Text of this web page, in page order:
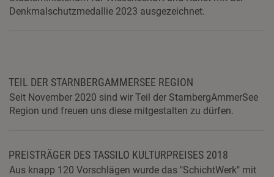
Denkmalschutzmedallie 2023 ausgezeichnet.
TEIL DER STARNBERGAMMERSEE REGION
Seit November 2020 sind wir Teil der StarnbergAmmerSee
Region und freuen uns diese mitgestalten zu dürfen.
PREISTRÄGER DES TASSILO KULTURPREISES 2018
Aus knapp 120 Vorschlägen wurde das "SchichtWerk" mit